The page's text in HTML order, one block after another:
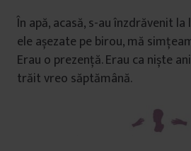
În apă, acasă, s-au înzdrăvenit la
ele așezate pe birou, mă
Erau o prezență. Erau ca niște
trăit vreo săptămână.